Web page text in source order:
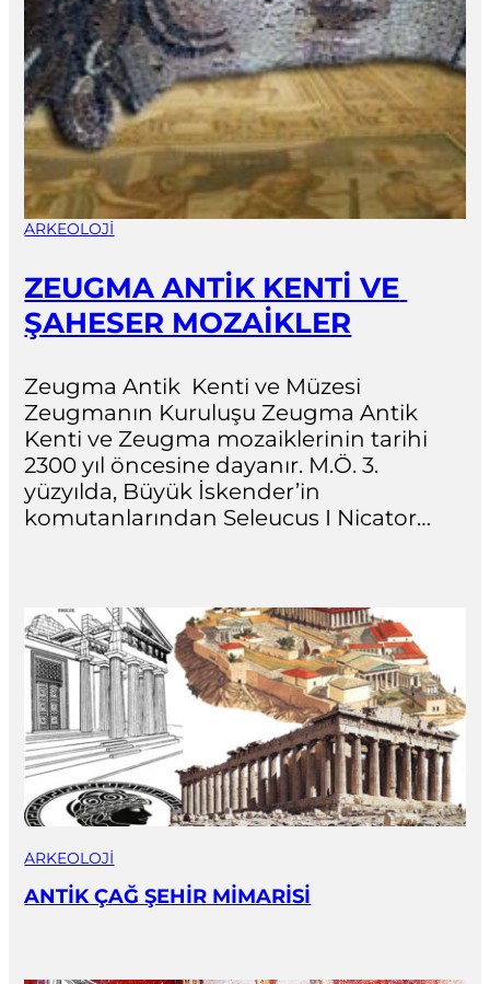
ARKEOLOJI
ZEUGMA ANTİK KENTİ VE
ŞAHESER MOZAİKLER
Zeugma Antik  Kenti ve Müzesi
Zeugmanın Kuruluşu Zeugma Antik
Kenti ve Zeugma mozaiklerinin tarihi
2300 yıl öncesine dayanır. M.Ö. 3.
yüzyılda, Büyük İskender’in
komutanlarından Seleucus I Nicator…
ARKEOLOJI
ANTİK ÇAĞ ŞEHİR MİMARİSİ